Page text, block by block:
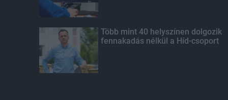
Több mint 40 helyszínen dolgozik
fennakadás nélkül a Híd-csoport